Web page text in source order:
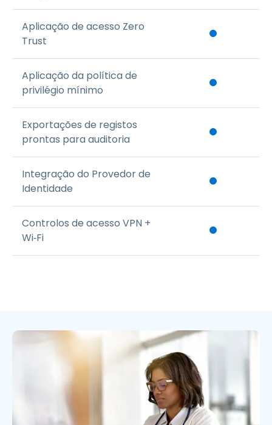
Aplicação de acesso Zero
Trust
Aplicação da política de
privilégio mínimo
Exportações de registos
prontas para auditoria
Integração do Provedor de
Identidade
Controlos de acesso VPN +
Wi‑Fi